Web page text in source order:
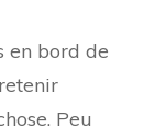
en bord de
Peu